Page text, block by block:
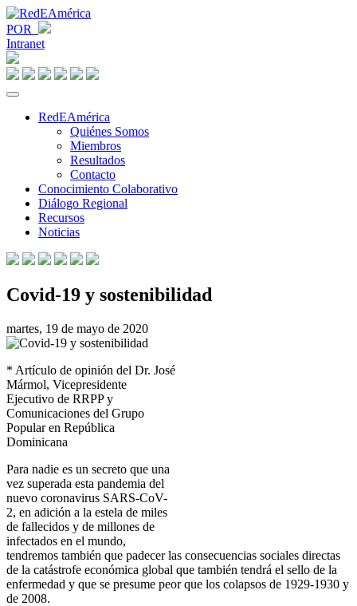
POR
Intranet
RedEAmérica
Quiénes Somos
Miembros
Resultados
Contacto
Conocimiento Colaborativo
Diálogo Regional
Recursos
Noticias
Covid-19 y sostenibilidad
martes, 19 de mayo de 2020
* Artículo de opinión del Dr. José
Mármol, Vicepresidente
Ejecutivo de RRPP y
Comunicaciones del Grupo
Popular en República
Dominicana
Para nadie es un secreto que una
vez superada esta pandemia del
nuevo coronavirus SARS-CoV-
2, en adición a la estela de miles
de fallecidos y de millones de
infectados en el mundo,
tendremos también que padecer las consecuencias sociales directas
de la catástrofe económica global que también tendrá el sello de la
enfermedad y que se presume peor que los colapsos de 1929-1930 y
de 2008.